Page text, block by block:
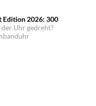
Edition 2026: 300
Uhr gedreht?